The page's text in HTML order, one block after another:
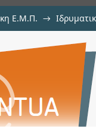
Ε.Μ.Π. →